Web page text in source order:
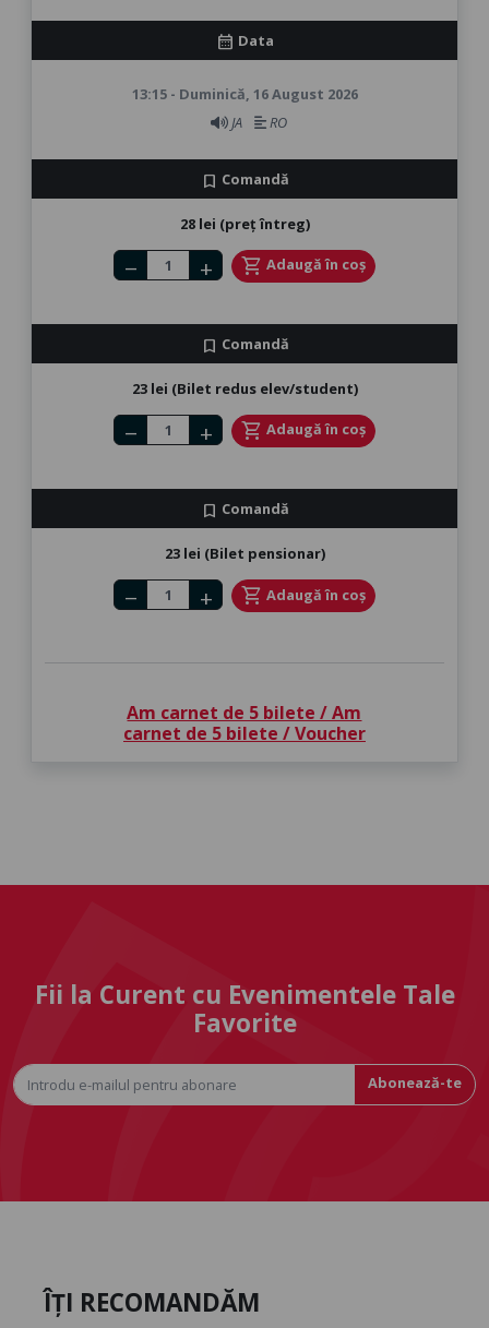
calendar_month Data
13:15 - Duminică, 16 August 2026
JA
RO
bookmark Comandă
28 lei (preț întreg)
Number of tickets
remove add shopping_cart Adaugă în coș
bookmark Comandă
23 lei (Bilet redus elev/student)
Number of tickets
remove add shopping_cart Adaugă în coș
bookmark Comandă
23 lei (Bilet pensionar)
Number of tickets
remove add shopping_cart Adaugă în coș
Am carnet de 5 bilete / Am
carnet de 5 bilete / Voucher
Fii la Curent cu Evenimentele Tale
Favorite
Abonează-te
ÎȚI RECOMANDĂM